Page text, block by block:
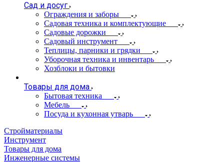
Сад и досуг
Ограждения и заборы
Садовая техника и комплектующие
Садовые дорожки
Садовый инструмент
Теплицы, парники и грядки
Уборочная техника и инвентарь
Хозблоки и бытовки
Товары для дома
Бытовая техника
Мебель
Посуда и кухонная утварь
Стройматериалы
Инструмент
Товары для дома
Инженерные системы